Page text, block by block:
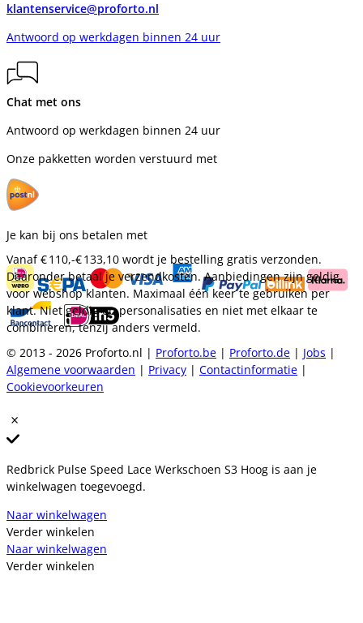
klantenservice@proforto.nl
Antwoord op werkdagen binnen 24 uur
Chat met ons
Antwoord op werkdagen binnen 24 uur
Onze pakketten worden verstuurd met
Je kan bij ons betalen met
Vanaf€ 110,-€ 133,10 wordt je bestelling gratis verzonden.
Daaronder betaal je verzendkosten. Aanbiedingen zijn geldig
voor webshop klanten. Maximaal één keer te gebruiken per
klant. Niet geldig op personalisaties en niet met elkaar te
combineren, tenzij anders vermeld.
© 2013 - 2026 Proforto.nl | Proforto.be | Proforto.de | Jobs |
Algemene voorwaarden | Privacy | Contactinformatie |
Cookievoorkeuren
Redbrick Pulse Speed Lace Werkschoen S3 Hoog is aan je
winkelwagen toegevoegd.
Naar winkelwagen
Verder winkelen
Naar winkelwagen
Verder winkelen